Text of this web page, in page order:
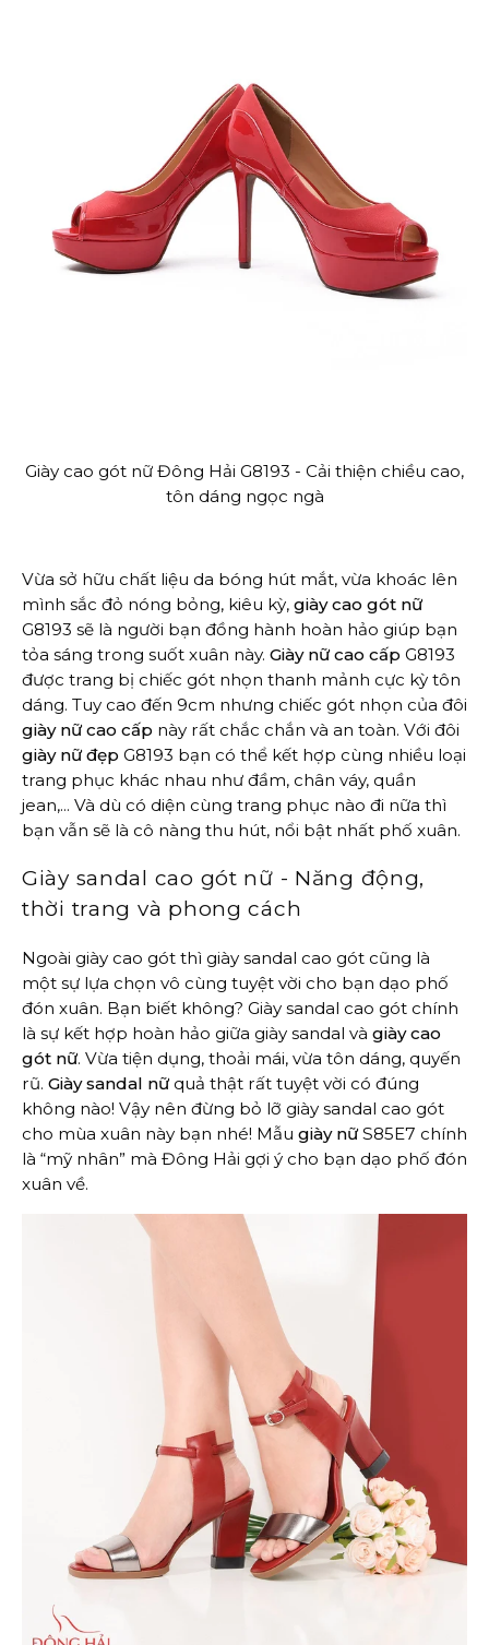
Giày cao gót nữ Đông Hải G8193 - Cải thiện chiều cao,
tôn dáng ngọc ngà
Vừa sở hữu chất liệu da bóng hút mắt, vừa khoác lên
mình sắc đỏ nóng bỏng, kiêu kỳ, giày cao gót nữ
G8193 sẽ là người bạn đồng hành hoàn hảo giúp bạn
tỏa sáng trong suốt xuân này. Giày nữ cao cấp G8193
được trang bị chiếc gót nhọn thanh mảnh cực kỳ tôn
dáng. Tuy cao đến 9cm nhưng chiếc gót nhọn của đôi
giày nữ cao cấp này rất chắc chắn và an toàn. Với đôi
giày nữ đẹp G8193 bạn có thể kết hợp cùng nhiều loại
trang phục khác nhau như đầm, chân váy, quần
jean,... Và dù có diện cùng trang phục nào đi nữa thì
bạn vẫn sẽ là cô nàng thu hút, nổi bật nhất phố xuân.
Giày sandal cao gót nữ - Năng động,
thời trang và phong cách
Ngoài giày cao gót thì giày sandal cao gót cũng là
một sự lựa chọn vô cùng tuyệt vời cho bạn dạo phố
đón xuân. Bạn biết không? Giày sandal cao gót chính
là sự kết hợp hoàn hảo giữa giày sandal và giày cao
gót nữ. Vừa tiện dụng, thoải mái, vừa tôn dáng, quyến
rũ. Giày sandal nữquả thật rất tuyệt vời có đúng
không nào! Vậy nên đừng bỏ lỡ giày sandal cao gót
cho mùa xuân này bạn nhé! Mẫu giày nữS85E7 chính
là “mỹ nhân” mà Đông Hải gợi ý cho bạn dạo phố đón
xuân về.